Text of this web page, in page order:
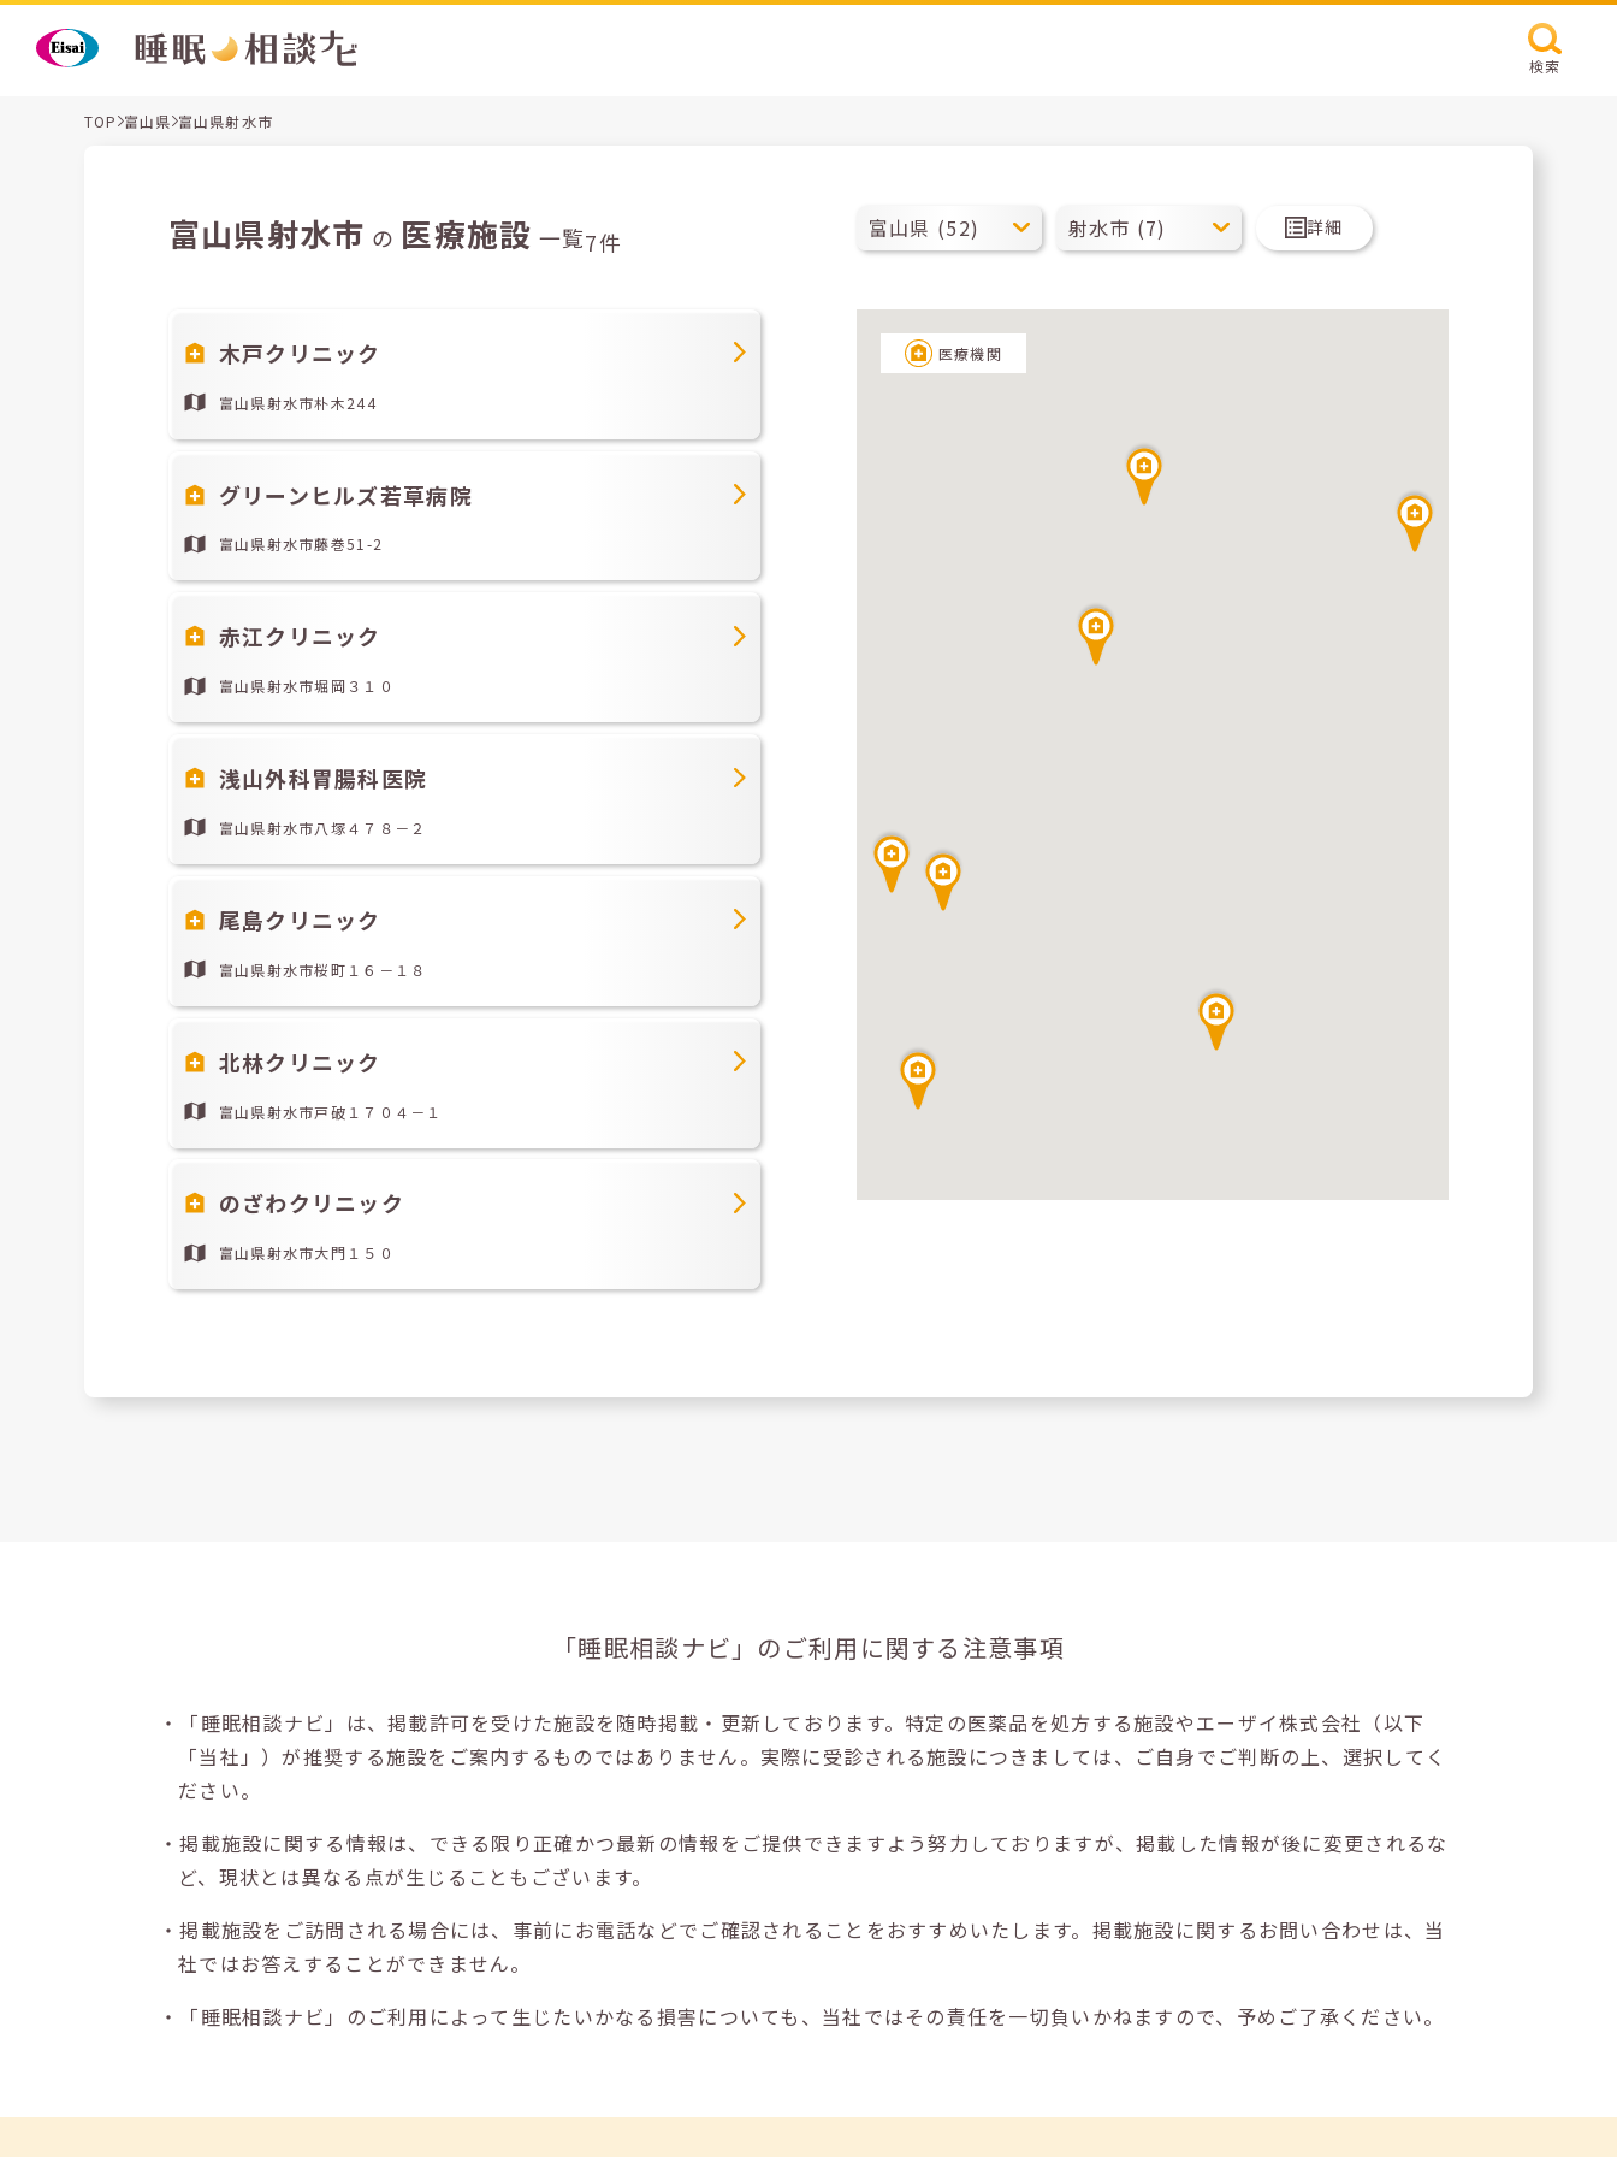
検索
TOP 富山県 富山県射水市
富山県射水市 の 医療施設 一覧7件 詳細
木戸クリニック
富山県射水市朴木244
グリーンヒルズ若草病院
富山県射水市藤巻51-2
赤江クリニック
富山県射水市堀岡３１０
浅山外科胃腸科医院
富山県射水市八塚４７８－２
尾島クリニック
富山県射水市桜町１６－１８
北林クリニック
富山県射水市戸破１７０４－１
のざわクリニック
富山県射水市大門１５０
医療機関
「睡眠相談ナビ」の ご利用に関する注意事項
・「睡眠相談ナビ」は、掲載許可を受けた施設を随時掲載・更新しております。特定の医薬品を処方する施設やエーザイ株式会社（以下
「当社」）が推奨する施設をご案内するものではありません。実際に受診される施設につきましては、ご自身でご判断の上、選択してく
ださい。
・掲載施設に関する情報は、できる限り正確かつ最新の情報をご提供できますよう努力しておりますが、掲載した情報が後に変更されるな
ど、現状とは異なる点が生じることもございます。
・掲載施設をご訪問される場合には、事前にお電話などでご確認されることをおすすめいたします。掲載施設に関するお問い合わせは、当
社ではお答えすることができません。
・「睡眠相談ナビ」のご利用によって生じたいかなる損害についても、当社ではその責任を一切負いかねますので、予めご了承ください。